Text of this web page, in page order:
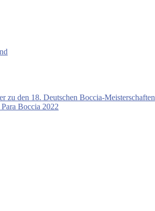
zu den 18. Deutschen Boccia-Meisterschaften
Boccia 2022